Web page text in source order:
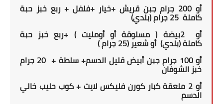
أو 200 جرام جبن قريش +خيار +فلفل + ربع خبز حبة
كاملة 25جرام (بلدي)
أو
2بيضة ( مسلوقة أو أومليت ) +ربعخبز حبة
كاملة(بلدي) أو شعير(25 جرام)
أو 100 جرام جبن أبيض قليل الدسم+ سلطة +
20 جرام
خبز الشوفان
أو 2 ملعقة
كبار كورن فليكس لايت + كوب حليب خالي
الدسم